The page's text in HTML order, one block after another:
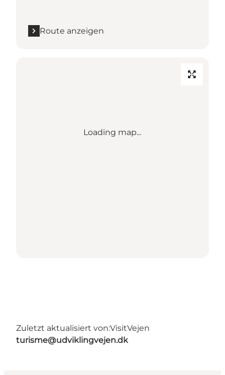
Route anzeigen
Loading map...
Zuletzt aktualisiert von:VisitVejen
turisme@udviklingvejen.dk